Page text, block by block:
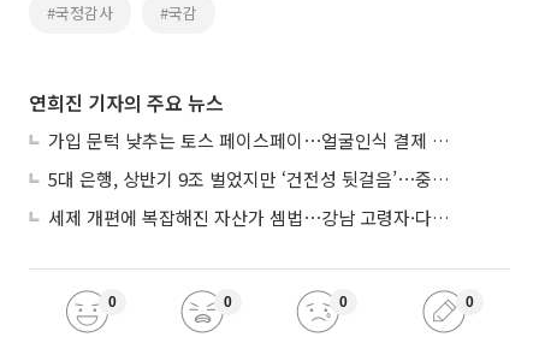
#국정감사 #국감
연희진 기자의 주요 뉴스
가입 문턱 낮추는 토스 페이스페이⋯얼굴인식 결제 확산 속도낸다
5대 은행, 상반기 9조 벌었지만 ‘건전성 뒷걸음’⋯중기대출 문턱 높아지나
세제 개편에 복잡해진 자산가 셈법⋯강남 고령자·다주택자 ‘자산재편 고심’
0 0 0 0